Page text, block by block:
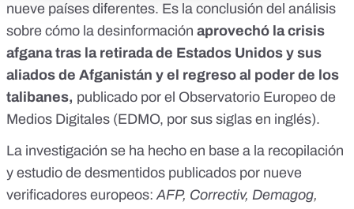
nueve países diferentes. Es la conclusión del análisis
sobre cómo la desinformación aprovechó la crisis
afgana tras la retirada de Estados Unidos y sus
aliados de Afganistán y el regreso al poder de los
talibanes, publicado por el Observatorio Europeo de
Medios Digitales (EDMO, por sus siglas en inglés).
La investigación se ha hecho en base a la recopilación
y estudio de desmentidos publicados por nueve
verificadores europeos:AFP, Correctiv, Demagog,